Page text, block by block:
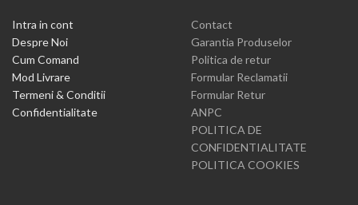
Intra in cont
Despre Noi
Cum Comand
Mod Livrare
Termeni & Conditii
Confidentialitate
Contact
Garantia Produselor
Politica de retur
Formular Reclamatii
Formular Retur
ANPC
POLITICA DE
CONFIDENTIALITATE
POLITICA COOKIES